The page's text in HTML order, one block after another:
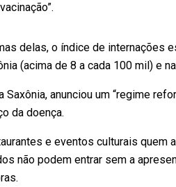
delas, o índice de internações
(acima de 8 a cada 100 mil) e
anunciou um “regime
da doença.
e eventos culturais quem
não podem entrar sem a